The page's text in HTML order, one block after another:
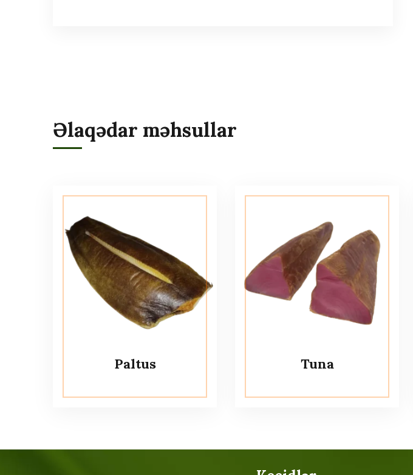
Əlaqədar məhsullar
Paltus Tuna